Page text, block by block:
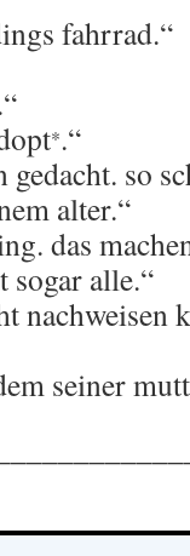
fahrrad.“
*.“
gedacht. so
alter.“
das
sogar alle.“
nachweisen
seiner